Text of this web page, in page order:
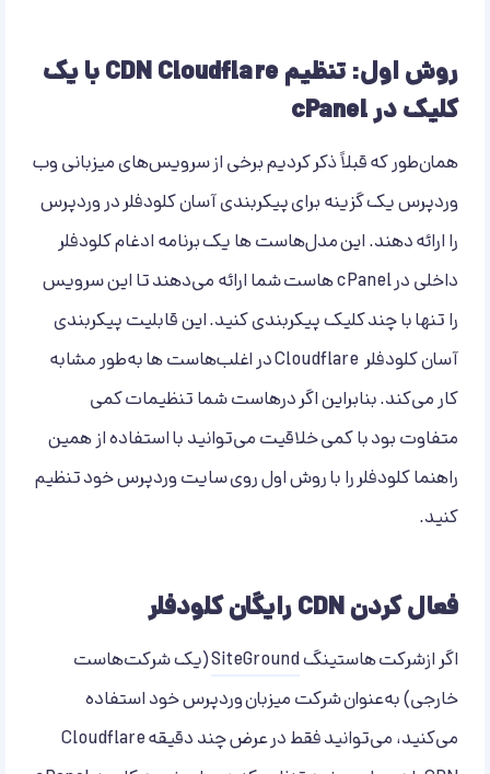
روش اول: تنظیم CDN Cloudflare با یک
کلیک در cPanel
همان‌طور که قبلاً ذکر کردیم برخی از سرویس‌های میزبانی وب
وردپرس یک گزینه برای پیکربندی آسان کلودفلر در وردپرس
را ارائه دهند. این مدل‌هاست ها یک برنامه ادغام کلودفلر
داخلی در cPanel هاست شما ارائه می‌دهند تا این سرویس
را تنها با چند کلیک پیکربندی کنید. این قابلیت پیکربندی
آسان کلودفلر Cloudflare در اغلب‌هاست ها به‌طور مشابه
کار می‌کند. بنابراین اگر درهاست شما تنظیمات کمی
متفاوت بود با کمی خلاقیت می‌توانید با استفاده از همین
راهنما کلودفلر را با روش اول روی سایت وردپرس خود تنظیم
کنید.
فعال کردن CDN رایگان کلودفلر
اگر ازشرکت هاستینگSiteGround(یک شرکت‌هاست
خارجی) به‌عنوان شرکت میزبان وردپرس خود استفاده
می‌کنید، می‌توانید فقط در عرض چند دقیقه Cloudflare